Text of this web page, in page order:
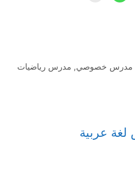
مدرس خصوصي, مدرس رياضيات
عربية